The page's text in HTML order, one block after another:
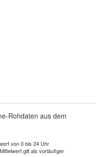
Rohdaten aus dem
von 0 bis 24 Uhr
gilt als vorläufiger